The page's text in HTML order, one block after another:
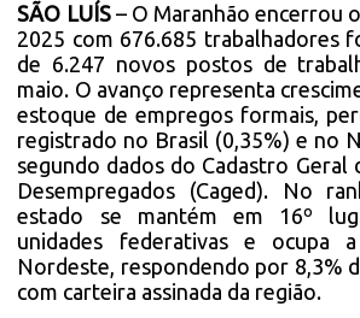
SÃO LUÍS – O Maranhão encerrou
2025 com 676.685 trabalhadores
de 6.247 novos postos de
maio. O avanço representa
estoque de empregos formais,
registrado no Brasil (0,35%) e no
segundo dados do Cadastro Geral
Desempregados (Caged). No
estado se mantém em 16º
unidades federativas e ocupa
Nordeste, respondendo por 8,3%
com carteira assinada da região.